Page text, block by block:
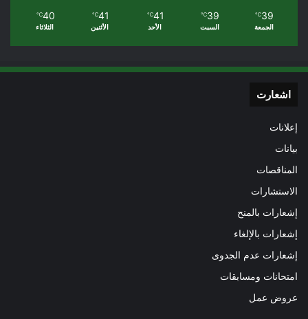
39
℃
الجمعة
39
℃
السبت
41
℃
الأحد
41
℃
الأثنين
40
℃
الثلاثاء
اشعارت
إعلانات
بيانات
المناقصات
الاستشارات
إشعارات بالمنح
إشعارات بالإلغاء
إشعارات عدم الجدوى
امتحانات ومسابقات
عروض عمل